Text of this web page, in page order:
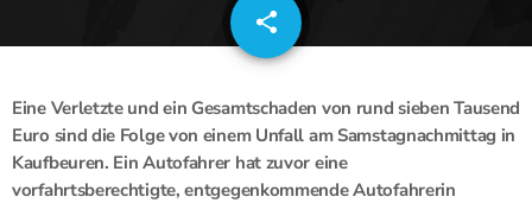
share
email
Eine Verletzte und ein Gesamtschaden von rund sieben Tausend
Euro sind die Folge von einem Unfall am Samstagnachmittag in
Kaufbeuren. Ein Autofahrer hat zuvor eine
vorfahrtsberechtigte, entgegenkommende Autofahrerin